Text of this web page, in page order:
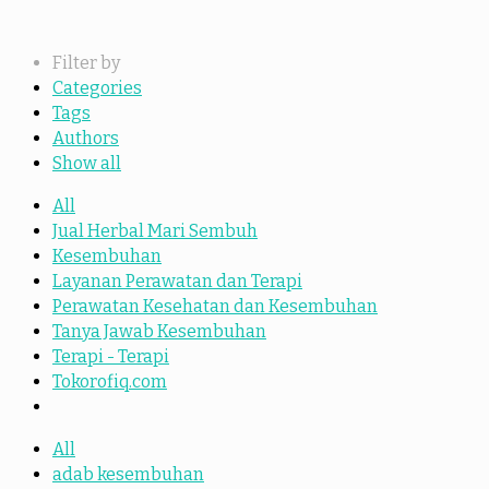
Filter by
Categories
Tags
Authors
Show all
All
Jual Herbal Mari Sembuh
Kesembuhan
Layanan Perawatan dan Terapi
Perawatan Kesehatan dan Kesembuhan
Tanya Jawab Kesembuhan
Terapi - Terapi
Tokorofiq.com
All
adab kesembuhan